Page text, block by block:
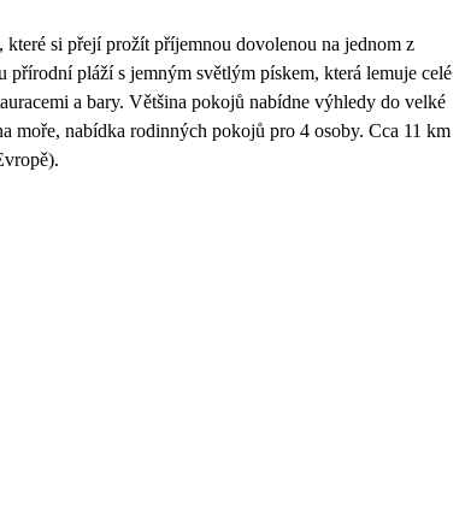
si přejí prožít příjemnou dovolenou na jednom z
přírodní pláží s jemným světlým pískem, která lemuje celé
a bary. Většina pokojů nabídne výhledy do velké
moře, nabídka rodinných pokojů pro 4 osoby. Cca 11 km